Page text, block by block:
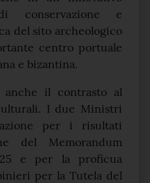
conservazione e
del sito archeologico
centro portuale
e bizantina.
il contrasto al
I due Ministri
per i risultati
del Memorandum
e per la proficua
per la Tutela del